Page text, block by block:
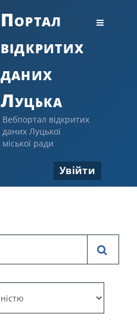
Портал
відкритих
даних
Луцька
Вебпортал відкритих
даних Луцької
міської ради
Увійти